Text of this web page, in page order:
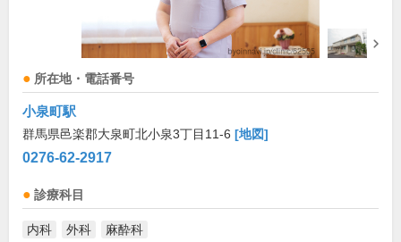
所在地・電話番号
小泉町駅
群馬県邑楽郡大泉町北小泉3丁目11-6 [地図]
0276-62-2917
診療科目
内科 外科 麻酔科